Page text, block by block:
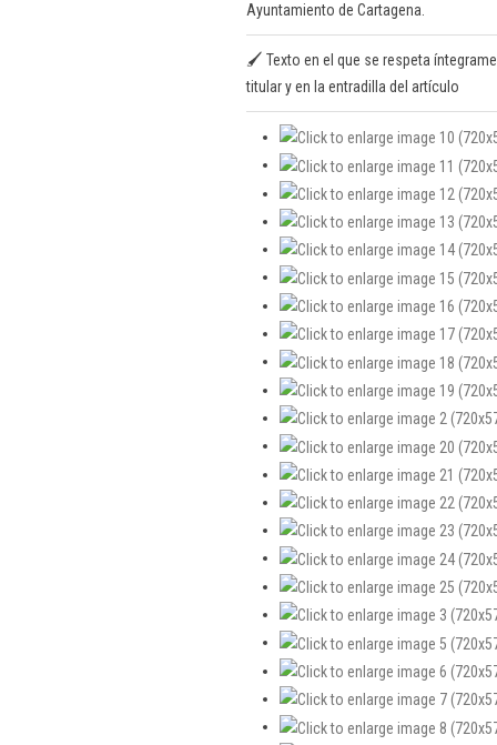
Ayuntamiento de Cartagena.
🖌️ Texto en el que se respeta
titular y en la entradilla del artículo